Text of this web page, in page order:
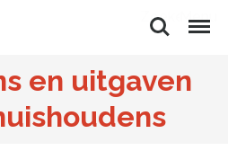
ZoekenMenu
en uitgaven